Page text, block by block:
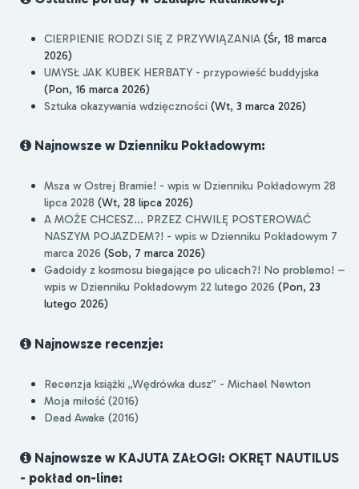
CIERPIENIE RODZI SIĘ Z PRZYWIĄZANIA (Śr, 18 marca
2026)
UMYSŁ JAK KUBEK HERBATY - przypowieść buddyjska
(Pon, 16 marca 2026)
Sztuka okazywania wdzięczności (Wt, 3 marca 2026)
Najnowsze w Dzienniku Pokładowym:
Msza w Ostrej Bramie! - wpis w Dzienniku Pokładowym 28
lipca 2028 (Wt, 28 lipca 2026)
A MOŻE CHCESZ... PRZEZ CHWILĘ POSTEROWAĆ
NASZYM POJAZDEM?! - wpis w Dzienniku Pokładowym 7
marca 2026 (Sob, 7 marca 2026)
Gadoidy z kosmosu biegające po ulicach?! No problemo! –
wpis w Dzienniku Pokładowym 22 lutego 2026 (Pon, 23
lutego 2026)
Najnowsze recenzje:
Recenzja książki „Wędrówka dusz” - Michael Newton
Moja miłość (2016)
Dead Awake (2016)
Najnowsze w KAJUTA ZAŁOGI: OKRĘT NAUTILUS
- pokład on-line: